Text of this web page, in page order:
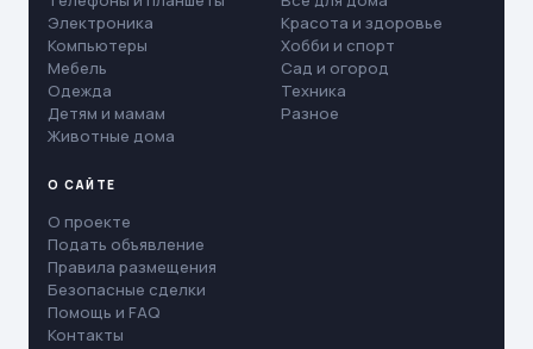
Электроника
Компьютеры
Мебель
Одежда
Детям и мамам
Животные дома
Красота и здоровье
Хобби и спорт
Сад и огород
Техника
Разное
О САЙТЕ
О проекте
Подать объявление
Правила размещения
Безопасные сделки
Помощь и FAQ
Контакты